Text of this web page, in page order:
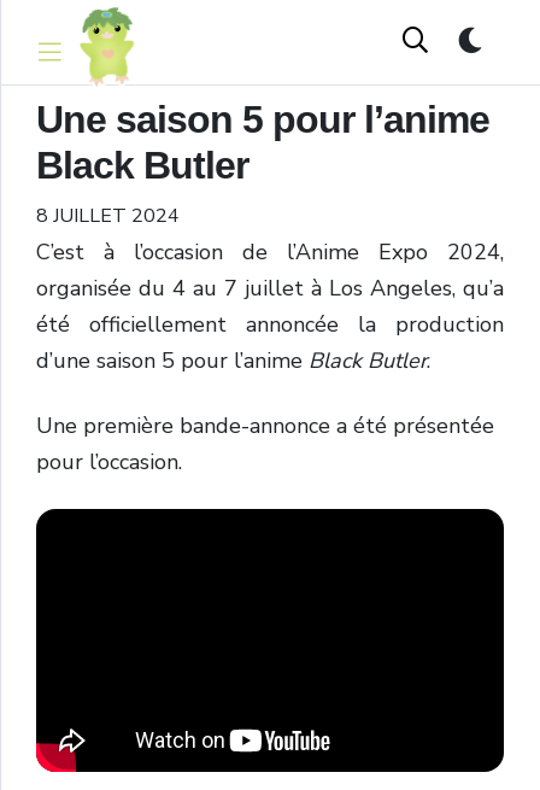
Une saison 5 pour l’anime
Black Butler
8 JUILLET 2024
C’est à l’occasion de l’Anime Expo 2024,
organisée du 4 au 7 juillet à Los Angeles, qu’a
été officiellement annoncée la production
d’une saison 5 pour l’anime Black Butler.
Une première bande-annonce a été présentée
pour l’occasion.